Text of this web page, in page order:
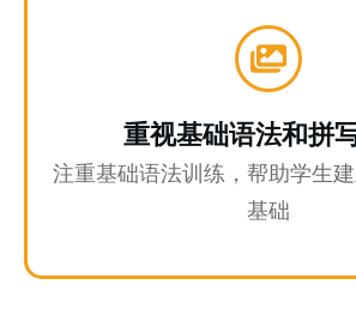
重视基础语法和拼
注重基础语法训练，帮助学生
基础